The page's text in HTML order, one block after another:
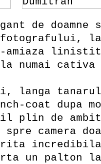
de doamne
fotografului,
amiaza
numai cativa
langa
coat dupa
plin de
camera
un palton